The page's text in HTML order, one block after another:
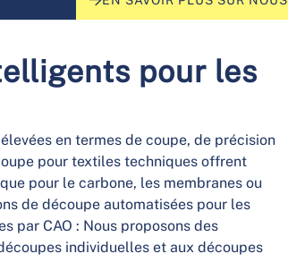
pour les
en termes de coupe, de précision
pour textiles techniques offrent
pour le carbone, les membranes ou
de découpe automatisées pour les
par CAO : Nous proposons des
individuelles et aux découpes